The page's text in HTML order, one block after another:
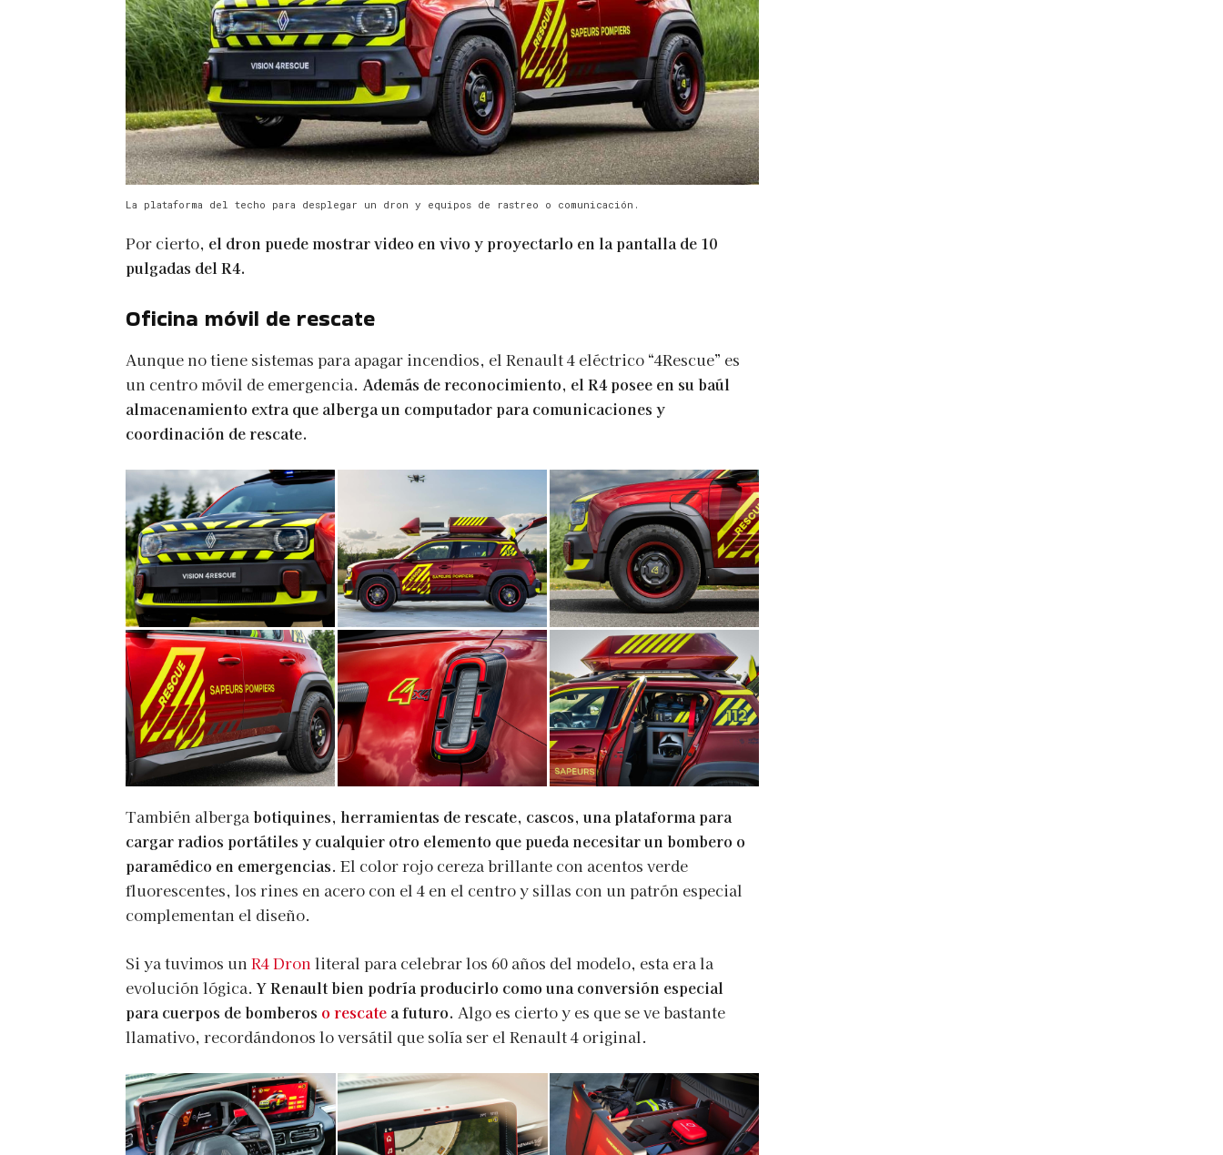
La plataforma del techo para desplegar un dron y equipos de rastreo o comunicación.
Por cierto, el dron puede mostrar video en vivo y proyectarlo en la pantalla de 10
pulgadas del R4.
Oficina móvil de rescate
Aunque no tiene sistemas para apagar incendios, el Renault 4 eléctrico “4Rescue” es
un centro móvil de emergencia. Además de reconocimiento, el R4 posee en su baúl
almacenamiento extra que alberga un computador para comunicaciones y
coordinación de rescate.
También albergabotiquines, herramientas de rescate, cascos, una plataforma para
cargar radios portátiles y cualquier otro elemento que pueda necesitar un bombero o
paramédico en emergencias. El color rojo cereza brillante con acentos verde
fluorescentes, los rines en acero con el 4 en el centro y sillas con un patrón especial
complementan el diseño.
Si ya tuvimos un R4 Dron literal para celebrar los 60 años del modelo, esta era la
evolución lógica.Y Renault bien podría producirlo como una conversión especial
para cuerpos de bomberos o rescate a futuro. Algo es cierto y es que se ve bastante
llamativo, recordándonos lo versátil que solía ser el Renault 4 original.